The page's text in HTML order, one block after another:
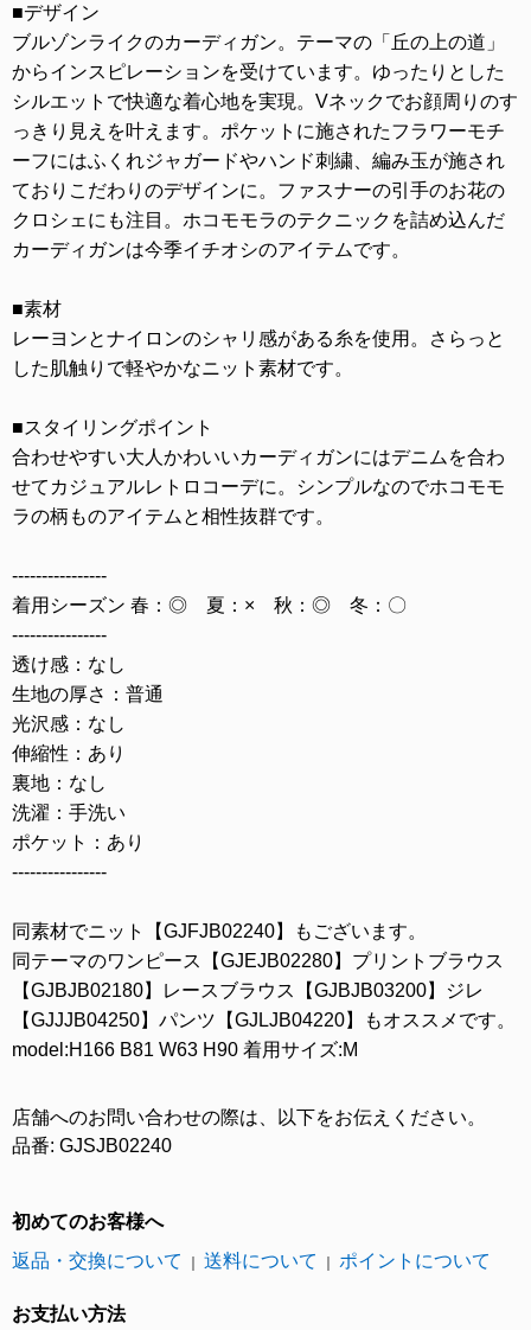
■デザイン
ブルゾンライクのカーディガン。テーマの「丘の上の道」
からインスピレーションを受けています。ゆったりとした
シルエットで快適な着心地を実現。Vネックでお顔周りのす
っきり見えを叶えます。ポケットに施されたフラワーモチ
ーフにはふくれジャガードやハンド刺繍、編み玉が施され
ておりこだわりのデザインに。ファスナーの引手のお花の
クロシェにも注目。ホコモモラのテクニックを詰め込んだ
カーディガンは今季イチオシのアイテムです。
■素材
レーヨンとナイロンのシャリ感がある糸を使用。さらっと
した肌触りで軽やかなニット素材です。
■スタイリングポイント
合わせやすい大人かわいいカーディガンにはデニムを合わ
せてカジュアルレトロコーデに。シンプルなのでホコモモ
ラの柄ものアイテムと相性抜群です。
----------------
着用シーズン 春：◎ 夏：× 秋：◎ 冬：〇
----------------
透け感：なし
生地の厚さ：普通
光沢感：なし
伸縮性：あり
裏地：なし
洗濯：手洗い
ポケット：あり
----------------
同素材でニット【GJFJB02240】もございます。
同テーマのワンピース【GJEJB02280】プリントブラウス
【GJBJB02180】レースブラウス【GJBJB03200】ジレ
【GJJJB04250】パンツ【GJLJB04220】もオススメです。
model:H166 B81 W63 H90 着用サイズ:M
店舗へのお問い合わせの際は、以下をお伝えください。
品番: GJSJB02240
初めてのお客様へ
返品・交換について
｜ 送料について ｜ ポイントについて
お支払い方法